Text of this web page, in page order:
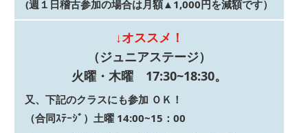
(週１日稽古参加の場合は月額▲1,000円を減額です）
↓オススメ！
（ジュニアステージ）
火曜・木曜 17:30~18:30。
又、下記のクラスにも参加 ＯＫ！
（合同ｽﾃｰｼﾞ） 土曜 14:00~15：00